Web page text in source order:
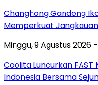
Changhong Gandeng
Memperkuat
Minggu, 9 Agustus 2026
Coolita Luncurkan
Indonesia Bersama